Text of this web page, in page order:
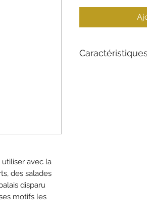
avec la
des salades
disparu
motifs les
Caractéristiques